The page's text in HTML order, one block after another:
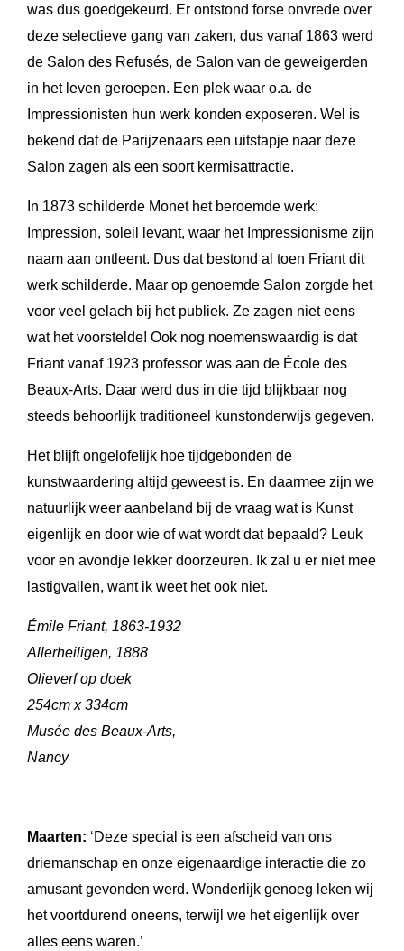
was dus goedgekeurd. Er ontstond forse onvrede over
deze selectieve gang van zaken, dus vanaf 1863 werd
de Salon des Refusés, de Salon van de geweigerden
in het leven geroepen. Een plek waar o.a. de
Impressionisten hun werk konden exposeren. Wel is
bekend dat de Parijzenaars een uitstapje naar deze
Salon zagen als een soort kermisattractie.
In 1873 schilderde Monet het beroemde werk:
Impression, soleil levant, waar het Impressionisme zijn
naam aan ontleent. Dus dat bestond al toen Friant dit
werk schilderde. Maar op genoemde Salon zorgde het
voor veel gelach bij het publiek. Ze zagen niet eens
wat het voorstelde! Ook nog noemenswaardig is dat
Friant vanaf 1923 professor was aan de École des
Beaux-Arts. Daar werd dus in die tijd blijkbaar nog
steeds behoorlijk traditioneel kunstonderwijs gegeven.
Het blijft ongelofelijk hoe tijdgebonden de
kunstwaardering altijd geweest is. En daarmee zijn we
natuurlijk weer aanbeland bij de vraag wat is Kunst
eigenlijk en door wie of wat wordt dat bepaald? Leuk
voor en avondje lekker doorzeuren. Ik zal u er niet mee
lastigvallen, want ik weet het ook niet.
Émile Friant, 1863-1932
Allerheiligen, 1888
Olieverf op doek
254cm x 334cm
Musée des Beaux-Arts,
Nancy
Maarten: ‘Deze special is een afscheid van ons
driemanschap en onze eigenaardige interactie die zo
amusant gevonden werd. Wonderlijk genoeg leken wij
het voortdurend oneens, terwijl we het eigenlijk over
alles eens waren.’